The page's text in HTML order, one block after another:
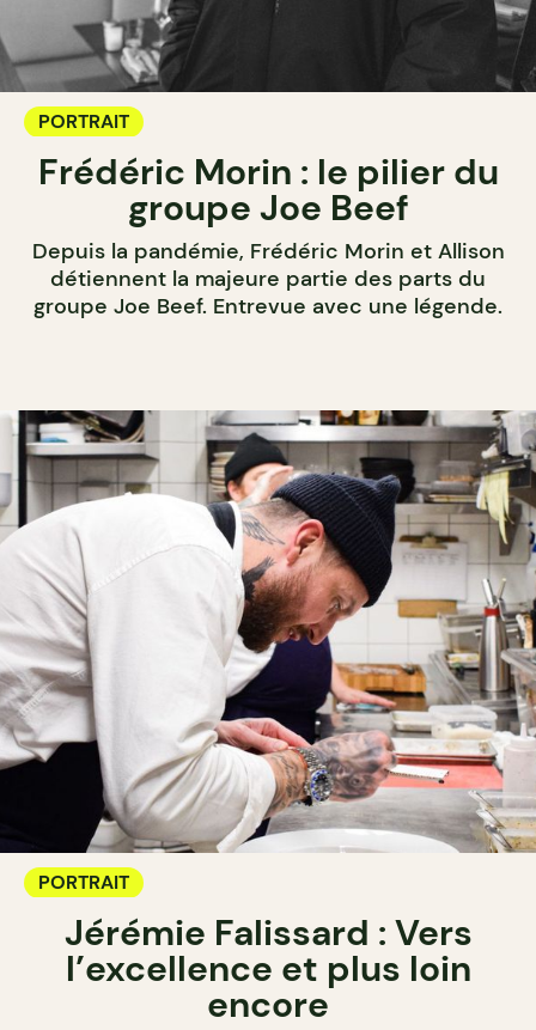
PORTRAIT
Frédéric Morin : le pilier du
groupe Joe Beef
Depuis la pandémie, Frédéric Morin et Allison
détiennent la majeure partie des parts du
groupe Joe Beef. Entrevue avec une légende.
PORTRAIT
Jérémie Falissard : Vers
l’excellence et plus loin
encore